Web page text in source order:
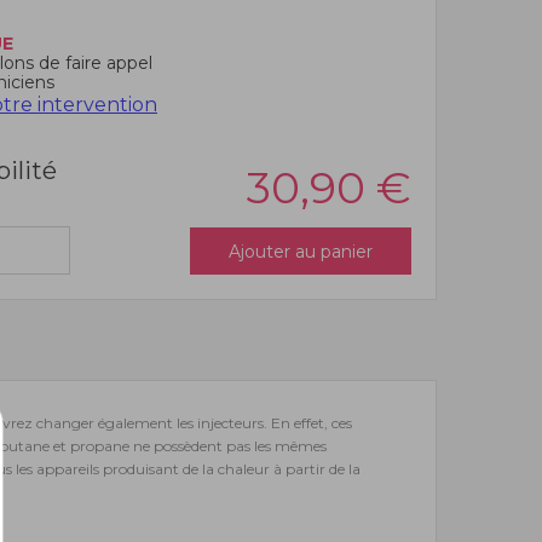
de faire appel
intervention
30,90 €
Ajouter au panier
changer également les injecteurs. En effet, ces
et propane ne possèdent pas les mêmes
les appareils produisant de la chaleur à partir de la